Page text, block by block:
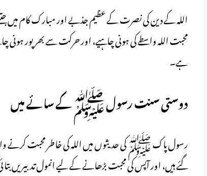
اللہ کے دین کی نصرت کے عظیم جذبے اور مبارک کام
محبت اللہ واسطے کی ہونی چاہیے، اور حرکت سے بھرپور
ہے۔
دوستی سنت رسول ﷺ کے سائے میں
رسول پاک ﷺ کی حدیثوں میں اللہ کی خاطر محبت کرنے
گئے ہیں، اور آپس کی محبت بڑھانے کے لیے انمول تدبیریں